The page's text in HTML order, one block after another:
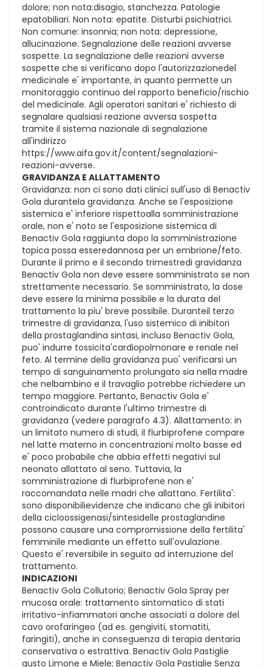
dolore; non nota:disagio, stanchezza. Patologie
epatobiliari. Non nota: epatite. Disturbi psichiatrici.
Non comune: insonnia; non nota: depressione,
allucinazione. Segnalazione delle reazioni avverse
sospette. La segnalazione delle reazioni avverse
sospette che si verificano dopo l'autorizzazionedel
medicinale e' importante, in quanto permette un
monitoraggio continuo del rapporto beneficio/rischio
del medicinale. Agli operatori sanitari e' richiesto di
segnalare qualsiasi reazione avversa sospetta
tramite il sistema nazionale di segnalazione
all'indirizzo
https://www.aifa.gov.it/content/segnalazioni-
reazioni-avverse.
GRAVIDANZA E ALLATTAMENTO
Gravidanza: non ci sono dati clinici sull'uso di Benactiv
Gola durantela gravidanza. Anche se l'esposizione
sistemica e' inferiore rispettoalla somministrazione
orale, non e' noto se l'esposizione sistemica di
Benactiv Gola raggiunta dopo la somministrazione
topica possa esseredannosa per un embrione/feto.
Durante il primo e il secondo trimestredi gravidanza
Benactiv Gola non deve essere somministrato se non
strettamente necessario. Se somministrato, la dose
deve essere la minima possibile e la durata del
trattamento la piu' breve possibile. Duranteil terzo
trimestre di gravidanza, l'uso sistemico di inibitori
della prostaglandina sintasi, incluso Benactiv Gola,
puo' indurre tossicita'cardiopolmonare e renale nel
feto. Al termine della gravidanza puo' verificarsi un
tempo di sanguinamento prolungato sia nella madre
che nelbambino e il travaglio potrebbe richiedere un
tempo maggiore. Pertanto, Benactiv Gola e'
controindicato durante l'ultimo trimestre di
gravidanza (vedere paragrafo 4.3). Allattamento: in
un limitato numero di studi, il flurbiprofene compare
nel latte materno in concentrazioni molto basse ed
e' poco probabile che abbia effetti negativi sul
neonato allattato al seno. Tuttavia, la
somministrazione di flurbiprofene non e'
raccomandata nelle madri che allattano. Fertilita':
sono disponibilievidenze che indicano che gli inibitori
della cicloossigenasi/sintesidelle prostaglandine
possono causare una compromissione della fertilita'
femminile mediante un effetto sull'ovulazione.
Questo e' reversibile in seguito ad interruzione del
trattamento.
INDICAZIONI
Benactiv Gola Collutorio; Benactiv Gola Spray per
mucosa orale: trattamento sintomatico di stati
irritativo-infiammatori anche associati a dolore del
cavo orofaringeo (ad es. gengiviti, stomatiti,
faringiti), anche in conseguenza di terapia dentaria
conservativa o estrattiva. Benactiv Gola Pastiglie
gusto Limone e Miele; Benactiv Gola Pastiglie Senza